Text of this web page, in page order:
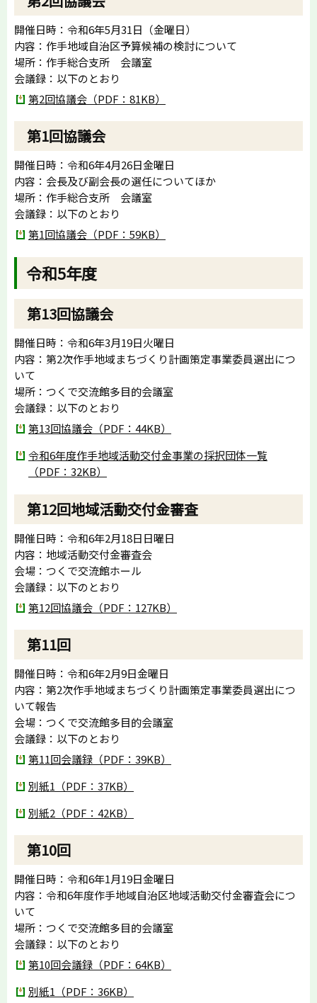
開催日時：令和6年5月31日（金曜日）
内容：作手地域自治区予算候補の検討について
場所：作手総合支所 会議室
会議録：以下のとおり
第2回協議会（PDF：81KB）
第1回協議会
開催日時：令和6年4月26日金曜日
内容：会長及び副会長の選任についてほか
場所：作手総合支所 会議室
会議録：以下のとおり
第1回協議会（PDF：59KB）
令和5年度
第13回協議会
開催日時：令和6年3月19日火曜日
内容：第2次作手地域まちづくり計画策定事業委員選出につ
いて
場所：つくで交流館多目的会議室
会議録：以下のとおり
第13回協議会（PDF：44KB）
令和6年度作手地域活動交付金事業の採択団体一覧
（PDF：32KB）
第12回地域活動交付金審査
開催日時：令和6年2月18日日曜日
内容：地域活動交付金審査会
会場：つくで交流館ホール
会議録：以下のとおり
第12回協議会（PDF：127KB）
第11回
開催日時：令和6年2月9日金曜日
内容：第2次作手地域まちづくり計画策定事業委員選出につ
いて報告
会場：つくで交流館多目的会議室
会議録：以下のとおり
第11回会議録（PDF：39KB）
別紙1（PDF：37KB）
別紙2（PDF：42KB）
第10回
開催日時：令和6年1月19日金曜日
内容：令和6年度作手地域自治区地域活動交付金審査会につ
いて
場所：つくで交流館多目的会議室
会議録：以下のとおり
第10回会議録（PDF：64KB）
別紙1（PDF：36KB）